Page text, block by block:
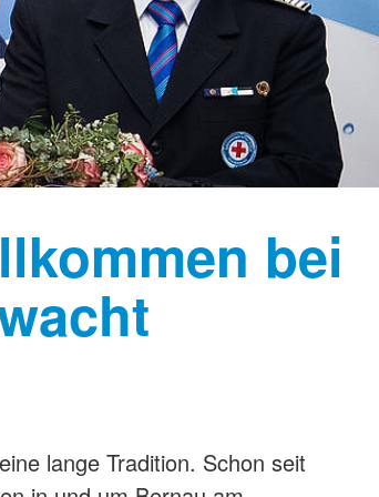
bei
lange Tradition. Schon seit